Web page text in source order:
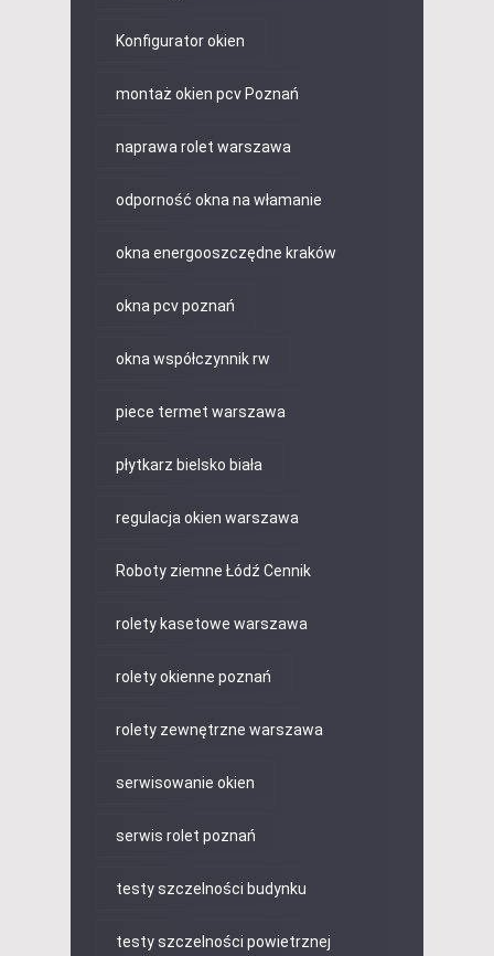
Konfigurator okien
montaż okien pcv Poznań
naprawa rolet warszawa
odporność okna na włamanie
okna energooszczędne kraków
okna pcv poznań
okna współczynnik rw
piece termet warszawa
płytkarz bielsko biała
regulacja okien warszawa
Roboty ziemne Łódź Cennik
rolety kasetowe warszawa
rolety okienne poznań
rolety zewnętrzne warszawa
serwisowanie okien
serwis rolet poznań
testy szczelności budynku
testy szczelności powietrznej